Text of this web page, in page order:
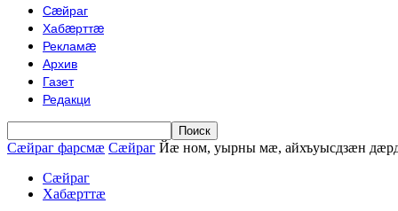
Сæйраг
Хабæрттæ
Рекламæ
Архив
Газет
Редакци
Сæйраг фарсмæ Сæйраг Йæ ном, уырны мæ, айхъуысдзæн
Сæйраг
Хабæрттæ